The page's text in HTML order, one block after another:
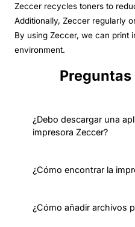
Zeccer recycles toners to
Additionally, Zeccer regularly
By using Zeccer, we can print
environment.
¿Debo descargar una
impresora Zeccer?
¿Cómo encontrar la
¿Cómo añadir archivos